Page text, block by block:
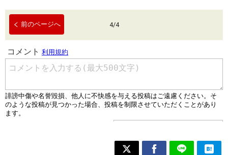
前のページへ 4/4